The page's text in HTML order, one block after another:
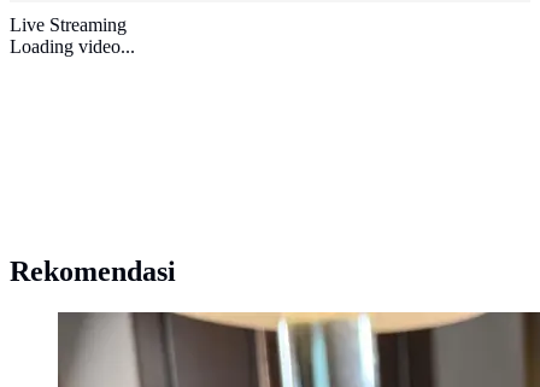
Live Streaming
Loading video...
Rekomendasi